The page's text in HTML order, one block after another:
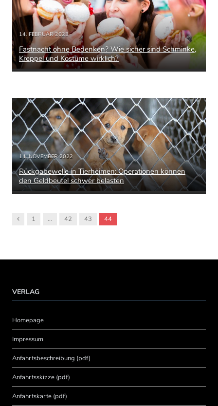
14. FEBRUAR 2023
Fastnacht ohne Bedenken? Wie sicher sind Schminke,
Kreppel und Kostüme wirklich?
14. NOVEMBER 2022
Rückgabewelle in Tierheimen: Operationen können
den Geldbeutel schwer belasten
Vorgänger
1 … 42 43 44
VERLAG
Homepage
Impressum
Anfahrtsbeschreibung (pdf)
Anfahrtsskizze (pdf)
Anfahrtskarte (pdf)